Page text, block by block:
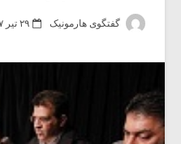
گفتگوی هارمونیک ۲۹ تیر ۱۳۹۷